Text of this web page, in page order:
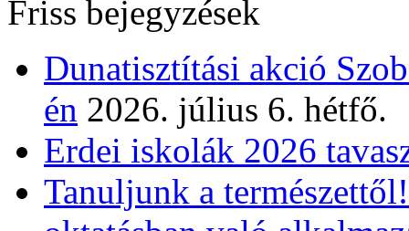
Friss bejegyzések
Dunatisztítási akció
én 2026. július 6. hétfő.
Erdei iskolák 2026
Tanuljunk a